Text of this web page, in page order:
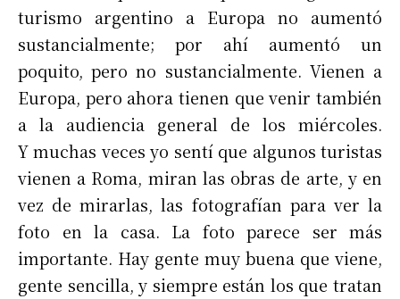
turismo argentino a Europa no aumentó
sustancialmente; por ahí aumentó un
poquito, pero no sustancialmente. Vienen a
Europa, pero ahora tienen que venir también
a la audiencia general de los miércoles.
Y muchas veces yo sentí que algunos turistas
vienen a Roma, miran las obras de arte, y en
vez de mirarlas, las fotografían para ver la
foto en la casa. La foto parece ser más
importante. Hay gente muy buena que viene,
gente sencilla, y siempre están los que tratan